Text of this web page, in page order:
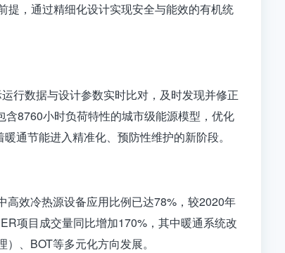
提，通过精细化设计实现安全与能效的有机统
行数据与设计参数实时比对，及时发现并修正
8760小时负荷特性的城市级能源模型，优化
通节能进入精准化、预防性维护的新阶段。
高效冷热源设备应用比例已达78%，较2020年
项目成交量同比增加170%，其中暖通系统改
、BOT等多元化方向发展。